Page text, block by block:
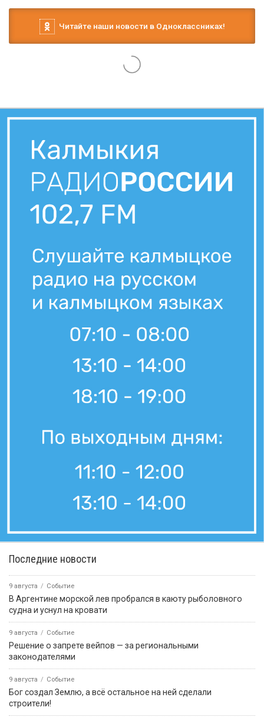
Читайте наши новости в Одноклассниках!
Последние новости
9 августа Событие
В Аргентине морской лев пробрался в каюту рыболовного
судна и уснул на кровати
9 августа Событие
Решение о запрете вейпов — за региональными
законодателями
9 августа Событие
Бог создал Землю, а всё остальное на ней сделали
строители!